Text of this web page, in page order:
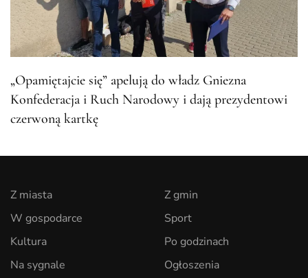
„Opamiętajcie się” apelują do władz Gniezna
Konfederacja i Ruch Narodowy i dają prezydentowi
czerwoną kartkę
Z miasta
W gospodarce
Kultura
Na sygnale
Z gmin
Sport
Po godzinach
Ogłoszenia